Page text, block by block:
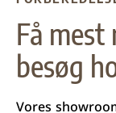
Få
besøg
Vores